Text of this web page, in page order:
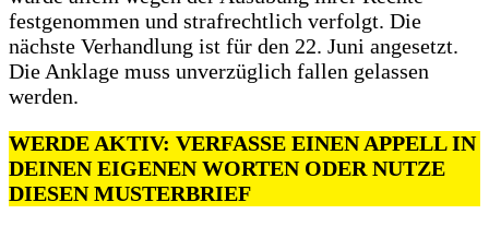
festgenommen und strafrechtlich verfolgt. Die
nächste Verhandlung ist für den 22. Juni angesetzt.
Die Anklage muss unverzüglich fallen gelassen
werden.
WERDE AKTIV: VERFASSE EINEN APPELL IN
DEINEN EIGENEN WORTEN ODER NUTZE
DIESEN MUSTERBRIEF